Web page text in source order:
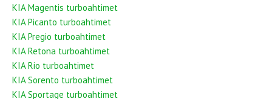
KIA Magentis turboahtimet
KIA Picanto turboahtimet
KIA Pregio turboahtimet
KIA Retona turboahtimet
KIA Rio turboahtimet
KIA Sorento turboahtimet
KIA Sportage turboahtimet